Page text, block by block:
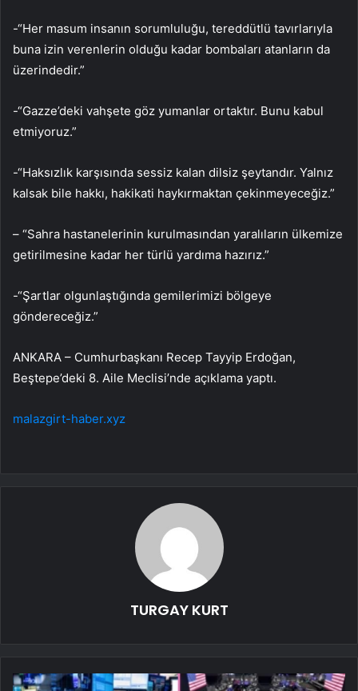
-“Her masum insanın sorumluluğu, tereddütlü tavırlarıyla
buna izin verenlerin olduğu kadar bombaları atanların da
üzerindedir.”
-“Gazze’deki vahşete göz yumanlar ortaktır. Bunu kabul
etmiyoruz.”
-“Haksızlık karşısında sessiz kalan dilsiz şeytandır. Yalnız
kalsak bile hakkı, hakikati haykırmaktan çekinmeyeceğiz.”
– “Sahra hastanelerinin kurulmasından yaralıların ülkemize
getirilmesine kadar her türlü yardıma hazırız.”
-“Şartlar olgunlaştığında gemilerimizi bölgeye
göndereceğiz.”
ANKARA – Cumhurbaşkanı Recep Tayyip Erdoğan,
Beştepe’deki 8. Aile Meclisi’nde açıklama yaptı.
malazgirt-haber.xyz
TURGAY KURT